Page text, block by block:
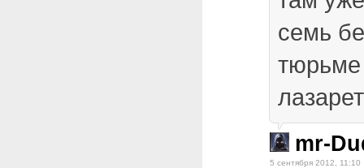
семь
тюрьме
mr-
5 сентября 2012, 11:10